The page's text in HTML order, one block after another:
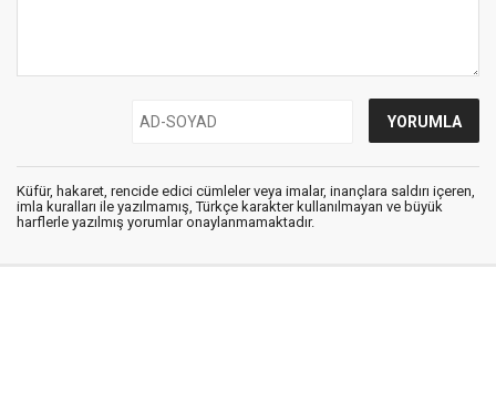
Küfür, hakaret, rencide edici cümleler veya imalar, inançlara saldırı içeren,
imla kuralları ile yazılmamış, Türkçe karakter kullanılmayan ve büyük
harflerle yazılmış yorumlar onaylanmamaktadır.